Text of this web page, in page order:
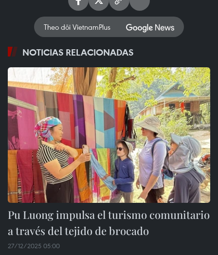
Theo dõi VietnamPlus
NOTICIAS RELACIONADAS
Pu Luong impulsa el turismo comunitario
a través del tejido de brocado
27/12/2025 05:00